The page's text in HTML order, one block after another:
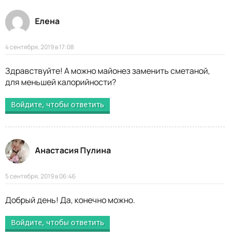
Елена
4 сентября, 2019 в 17:08
Здравствуйте! А можно майонез заменить сметаной,
для меньшей калорийности?
Войдите, чтобы ответить
Анастасия Пулина
5 сентября, 2019 в 06:46
Добрый день! Да, конечно можно.
Войдите, чтобы ответить